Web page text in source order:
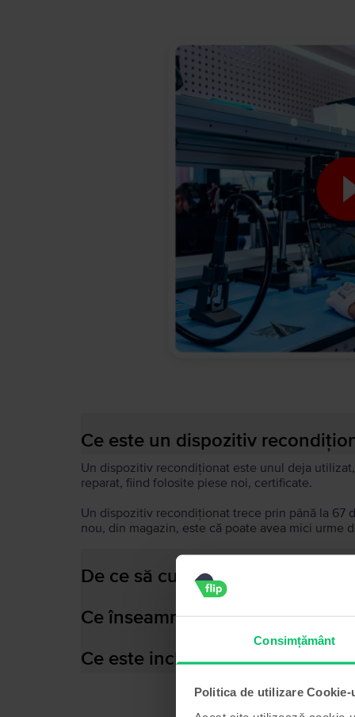
Consimțământ
Politica de utilizare Cookie-
Ce este un dispozitiv
Un dispozitiv recondiționat este unul deja
reparat, fiind folosite piese noi, certificate.
Un dispozitiv recondiționat trece prin până la 67
nou, din magazin, este că poate avea mici urme
De ce să cumperi un dispozitiv
Ce înseamnă baterie
Ce este inclus în cutia